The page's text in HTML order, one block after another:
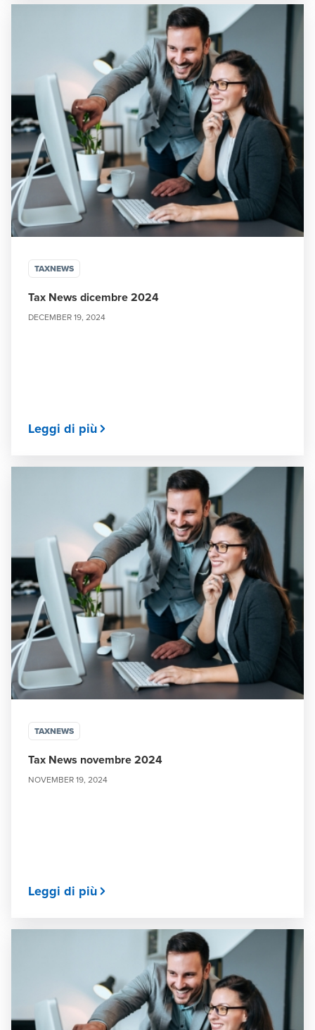
TAXNEWS
Tax News dicembre 2024
DECEMBER 19, 2024
Leggi di più
TAXNEWS
Tax News novembre 2024
NOVEMBER 19, 2024
Leggi di più